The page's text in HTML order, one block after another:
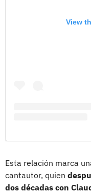
View
Esta relación marca
cantautor, quien
dos décadas con